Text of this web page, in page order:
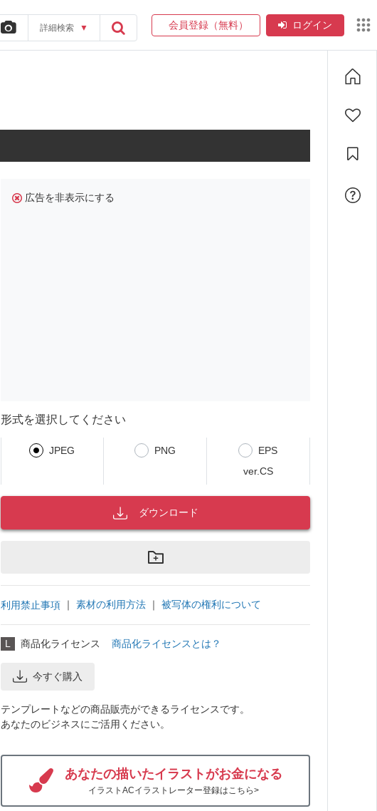
詳細検索 ▼ 会員登録（無料） ログイン
広告を非表示にする
形式を選択してください
JPEG PNG
EPS
ver.CS
ダウンロード
利用禁止事項 ｜ 素材の利用方法 ｜ 被写体の権利について
L 商品化ライセンス 商品化ライセンスとは？
今すぐ購入
テンプレートなどの商品販売ができるライセンスです。
あなたのビジネスにご活用ください。
あなたの描いたイラストがお金になる
イラストACイラストレーター登録はこちら>